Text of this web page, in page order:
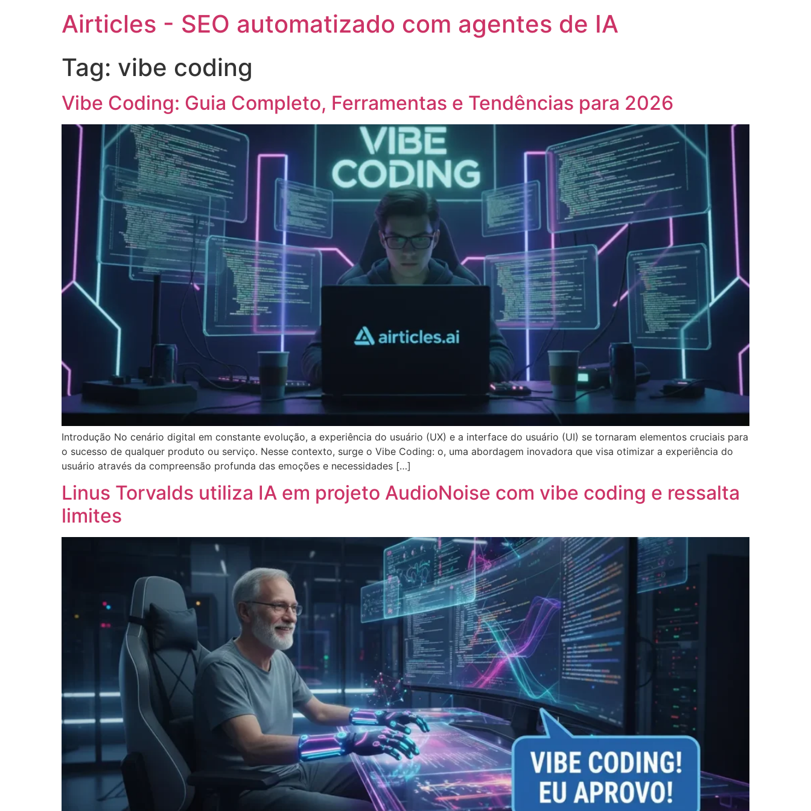
Airticles - SEO automatizado com agentes de IA
Tag: vibe coding
Vibe Coding: Guia Completo, Ferramentas e Tendências para 2026
Introdução No cenário digital em constante evolução, a experiência do usuário (UX) e a interface do usuário (UI) se tornaram elementos cruciais para
o sucesso de qualquer produto ou serviço. Nesse contexto, surge o Vibe Coding: o, uma abordagem inovadora que visa otimizar a experiência do
usuário através da compreensão profunda das emoções e necessidades […]
Linus Torvalds utiliza IA em projeto AudioNoise com vibe coding e ressalta
limites